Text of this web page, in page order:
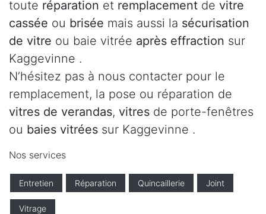
toute réparation et remplacement de vitre
cassée ou brisée mais aussi la sécurisation
de vitre ou baie vitrée après effraction sur
Kaggevinne .
N’hésitez pas à nous contacter pour le
remplacement, la pose ou réparation de
vitres de verandas, vitres de porte-fenêtres
ou baies vitrées sur Kaggevinne .
Nos services
Entretien Réparation Quincaillerie Joint
Vitrage